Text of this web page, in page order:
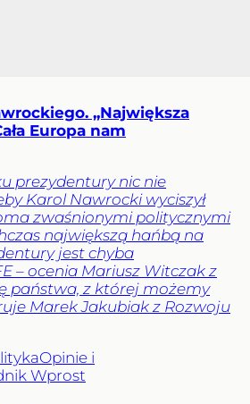
„Największa
Europa nam
prezydentury nic nie
Karol Nawrocki wyciszył
zwaśnionymi politycznymi
największą hańbą na
jest chyba
– ocenia Mariusz Witczak z
państwa, z której możemy
Marek Jakubiak z Rozwoju
Opinie i
Wprost